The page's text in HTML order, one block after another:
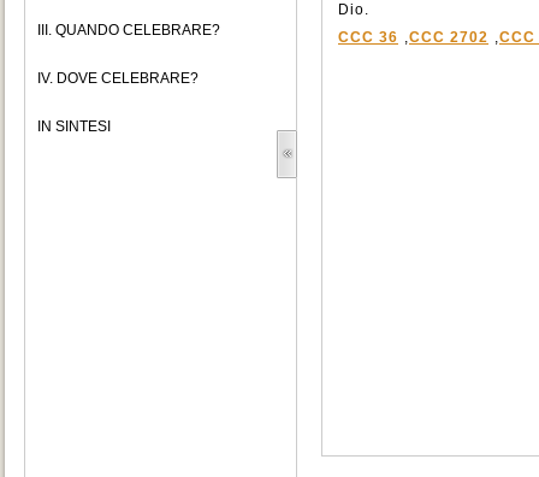
III. QUANDO CELEBRARE?
IV. DOVE CELEBRARE?
IN SINTESI
Dio.
CCC 36 ,CCC 2702 ,